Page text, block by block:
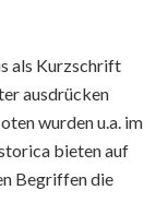
als Kurzschrift
ausdrücken
wurden u.a. im
bieten auf
Begriffen die